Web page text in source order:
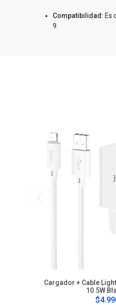
Compatibilidad: Es
9.
Cargador + Cable
10.5W